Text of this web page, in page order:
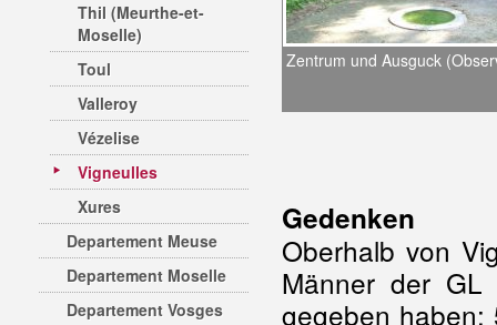
Thil (Meurthe-et-
Moselle)
Toul
Valleroy
Vézelise
Vigneulles
Xures
Departement Meuse
Departement Moselle
Departement Vosges
Zentrum und Ausguck
Gedenken
Oberhalb von
Männer der
gegeben haben: